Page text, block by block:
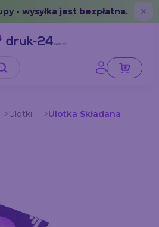
or invalid format
- wysyłka jest bezpłatna. ✕
Ulotki Ulotka Składana